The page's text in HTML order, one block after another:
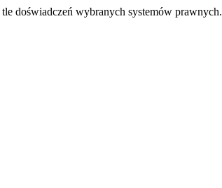
doświadczeń wybranych systemów prawnych.